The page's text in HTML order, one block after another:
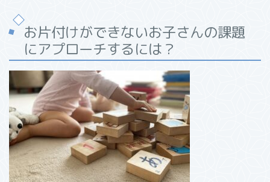
お片付けができないお子さんの課題
にアプローチするには？